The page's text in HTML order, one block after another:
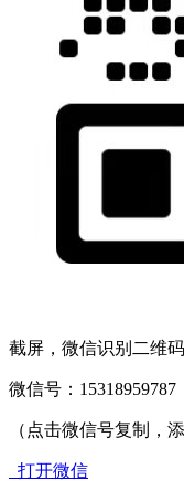
截屏，微信识别二维码
微信号： 15318959787
（点击微信号复制，
打开微信